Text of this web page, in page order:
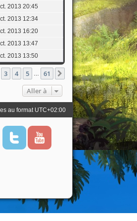
2013 20:45
2013 12:34
2013 16:20
2013 13:47
2013 13:50
61
3 4 5 61
Suivante
Aller à
au format UTC+02:00
T
i
Y
u